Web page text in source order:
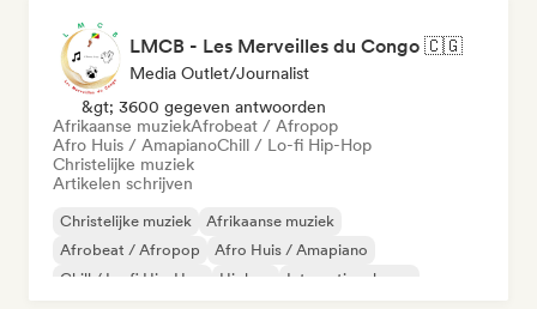
LMCB - Les Merveilles du Congo 🇨🇬
Media Outlet/Journalist
&gt; 3600 gegeven antwoorden
Afrikaanse muziekAfrobeat / Afropop
Afro Huis / AmapianoChill / Lo-fi Hip-Hop
Christelijke muziek
Artikelen schrijven
Christelijke muziek
Afrikaanse muziek
Afrobeat / Afropop
Afro Huis / Amapiano
Chill / Lo-fi Hip-Hop
Hiphop
Internationale rap